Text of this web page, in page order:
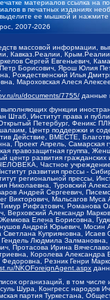
материалов ссылка на
в печатных изданиях
ее мышкой и нажмите
2007-2026
массовой информации,
Кавказ.Реалии,
Сергей Евгеньевич,
Борисович, Ярош Юлия
Рождественский Илья
Мароховская Алеся
ru/documents/7755/ данные
функции
Штаб, Институт права и
Петербург, Феникс
Центр поддержки и
Действие, ВМЕСТЕ,
Проект Апрель,
правозащитная группа,
центр развития
Частное учреждение
развития прессы -
региональной прессы,
Николаевна, Туровский
Андрей Сергеевич,
Викторович, Мальсагов
Рифгатович, Романова
Верховский Александр
Елена Борисовна,
Андрей Юрьевич, Мосин
Куприяновна, Исаев
Людмила Залмановна,
Протасова Ирина
Королева
Резник Генри
NKOForeignAgent.aspx
организаций, в том числе
Шура, Конгресс народов
партия Туркестана,